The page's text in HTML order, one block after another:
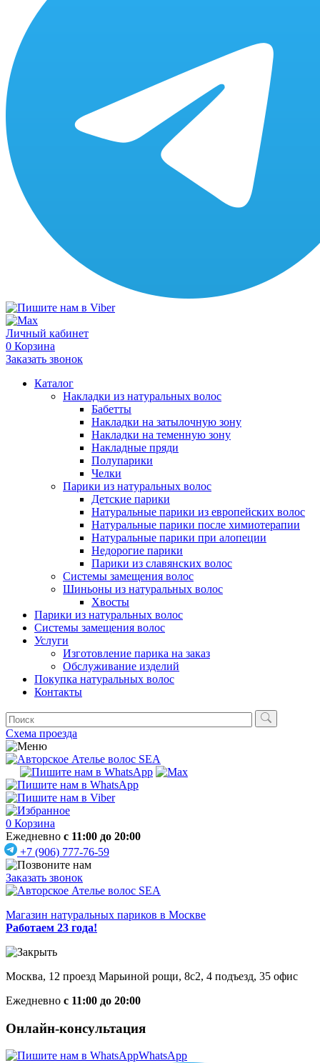
Личный кабинет
0 Корзина
Заказать звонок
Каталог
Накладки из натуральных волос
Бабетты
Накладки на затылочную зону
Накладки на теменную зону
Накладные пряди
Полупарики
Челки
Парики из натуральных волос
Детские парики
Натуральные парики из европейских волос
Натуральные парики после химиотерапии
Натуральные парики при алопеции
Недорогие парики
Парики из славянских волос
Системы замещения волос
Шиньоны из натуральных волос
Хвосты
Парики из натуральных волос
Системы замещения волос
Услуги
Изготовление парика на заказ
Обслуживание изделий
Покупка натуральных волос
Контакты
Схема проезда
0 Корзина
Ежедневно с 11:00 до 20:00
+7 (906) 777-76-59
Заказать звонок
Магазин натуральных париков в Москве
Работаем 23 года!
Москва, 12 проезд Марьиной рощи, 8с2, 4 подъезд, 35 офис
Ежедневно с 11:00 до 20:00
Онлайн-консультация
WhatsApp